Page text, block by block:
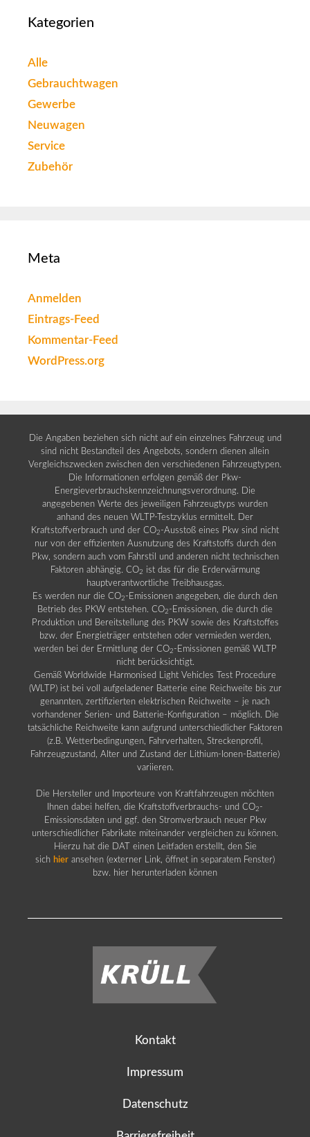
Kategorien
Alle
Gebrauchtwagen
Gewerbe
Neuwagen
Service
Zubehör
Meta
Anmelden
Eintrags-Feed
Kommentar-Feed
WordPress.org
Die Angaben beziehen sich nicht auf ein einzelnes Fahrzeug und
sind nicht Bestandteil des Angebots, sondern dienen allein
Vergleichszwecken zwischen den verschiedenen Fahrzeugtypen.
Die Informationen erfolgen gemäß der Pkw-
Energieverbrauchskennzeichnungsverordnung. Die
angegebenen Werte des jeweiligen Fahrzeugtyps wurden
anhand des neuen WLTP-Testzyklus ermittelt. Der
Kraftstoffverbrauch und der CO2 -Ausstoß eines Pkw sind nicht
nur von der effizienten Ausnutzung des Kraftstoffs durch den
Pkw, sondern auch vom Fahrstil und anderen nicht technischen
Faktoren abhängig. CO2 ist das für die Erderwärmung
hauptverantwortliche Treibhausgas.
Es werden nur die CO2 -Emissionen angegeben, die durch den
Betrieb des PKW entstehen. CO2 -Emissionen, die durch die
Produktion und Bereitstellung des PKW sowie des Kraftstoffes
bzw. der Energieträger entstehen oder vermieden werden,
werden bei der Ermittlung der CO2 -Emissionen gemäß WLTP
nicht berücksichtigt.
Gemäß Worldwide Harmonised Light Vehicles Test Procedure
(WLTP) ist bei voll aufgeladener Batterie eine Reichweite bis zur
genannten, zertifizierten elektrischen Reichweite – je nach
vorhandener Serien- und Batterie-Konfiguration – möglich. Die
tatsächliche Reichweite kann aufgrund unterschiedlicher Faktoren
(z.B. Wetterbedingungen, Fahrverhalten, Streckenprofil,
Fahrzeugzustand, Alter und Zustand der Lithium-Ionen-Batterie)
variieren.
Die Hersteller und Importeure von Kraftfahrzeugen möchten
Ihnen dabei helfen, die Kraftstoffverbrauchs- und CO2 -
Emissionsdaten und ggf. den Stromverbrauch neuer Pkw
unterschiedlicher Fabrikate miteinander vergleichen zu können.
Hierzu hat die DAT einen Leitfaden erstellt, den Sie
sich hier ansehen (externer Link, öffnet in separatem Fenster)
bzw. hier herunterladen können
Kontakt
Impressum
Datenschutz